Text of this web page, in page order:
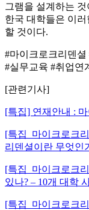
그램을 설계하는
한국 대학들은 이
할 것이다.
#마이크로크리덴
#실무교육 #취업연
[관련기사]
[특집] 연재안내 :
[특집_마이크로크
리덴셜이란 무엇인
[특집_마이크로크
있나? – 10개 대학
[특집_마이크로크